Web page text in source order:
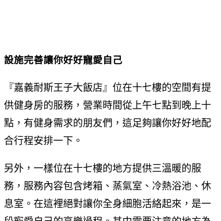
設施完善讓你好好寵愛自己
『嘉義耐斯王子大飯店』位在十七樓的空間有提
供健身房的服務，營業時間從上午七點到晚上十
點，有健身需求的朋友們，這足夠讓你好好地配
合行程安排一下。
另外，一樣位在十七樓的地方提供三溫暖的服
務，服務內容包含烤箱、蒸氣室、冷熱浴池、休
息室。在這裡絕對讓你全身細胞活絡起來，是一